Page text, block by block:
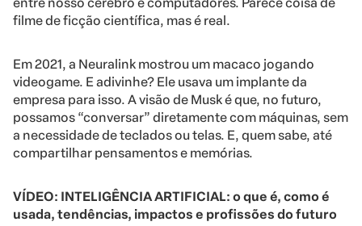
entre nosso cérebro e computadores. Parece coisa de
filme de ficção científica, mas é real.
Em 2021, a Neuralink mostrou um macaco jogando
videogame. E adivinhe? Ele usava um implante da
empresa para isso. A visão de Musk é que, no futuro,
possamos “conversar” diretamente com máquinas, sem
a necessidade de teclados ou telas. E, quem sabe, até
compartilhar pensamentos e memórias.
VÍDEO: INTELIGÊNCIA ARTIFICIAL: o que é, como é
usada, tendências, impactos e profissões do futuro